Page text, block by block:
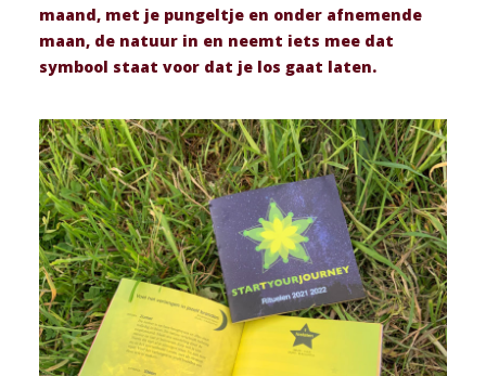
maand, met je pungeltje en onder afnemende
maan, de natuur in en neemt iets mee dat
symbool staat voor dat je los gaat laten.